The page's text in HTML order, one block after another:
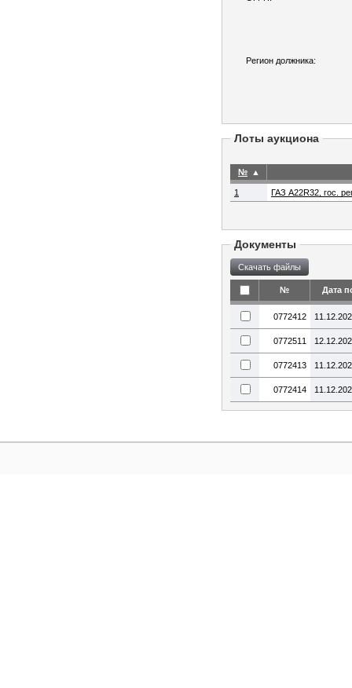
Регион должника:
Лоты аукциона
№ ▲
1 ГАЗ A22R32, гос.
Документы
№ Дата
0772412
0772511
0772413
0772414